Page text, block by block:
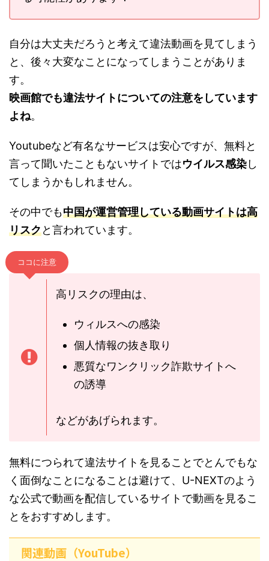
自分は大丈夫だろうと考えて違法動画を見てしまう
と、後々大変なことになってしまうことがありま
す。
映画館でも違法サイトについての注意をしています
よね。
Youtubeなど有名なサービスは安心ですが、無料と
言って聞いたこともないサイトではウイルス感染し
てしまうかもしれません。
その中でも中国が運営管理している動画サイトは高
リスクと言われています。
ココに注意
高リスクの理由は、
ウィルスへの感染
個人情報の抜き取り
悪質なワンクリック詐欺サイトへ
の誘導
などがあげられます。
無料につられて違法サイトを見ることでとんでもな
く面倒なことになることは避けて、U-NEXTのよう
な公式で動画を配信しているサイトで動画を見るこ
とをおすすめします。
関連動画（YouTube）